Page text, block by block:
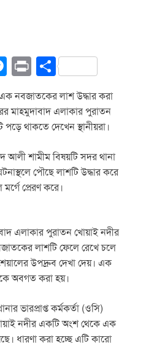
M
ss
e
g
er
Pr
in
t
S
h
ar
e
নবজাতকের লাশ উদ্ধার করা
মাহমুদাবাদ এলাকার পুরাতন
থাকতে দেখেন স্থানীয়রা।
আলী শামীম বিষয়টি সদর থানা
পৌছে লাশটি উদ্ধার করে
প্রেরণ করে।
এলাকার পুরাতন খোয়াই নদীর
লাশটি ফেলে রেখে চলে
উপদ্রুব দেখা দেয়। এক
অবগত করা হয়।
ভারপ্রাপ্ত কর্মকর্তা (ওসি)
নদীর একটি অংশ থেকে এক
ধারণা করা হচ্ছে এটি কারো